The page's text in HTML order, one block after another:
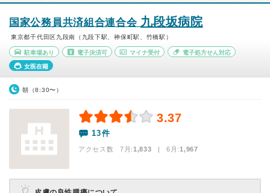
国家公務員共済組合連合会 九段坂病院
東京都千代田区九段南（九段下駅、神保町駅、竹橋駅）
駐車場あり 電子決済可 マイナ受付 電子処方せん対応
女医在籍
朝（8:30〜）
3.37
13件
アクセス数 7月:1,833 | 6月:1,967